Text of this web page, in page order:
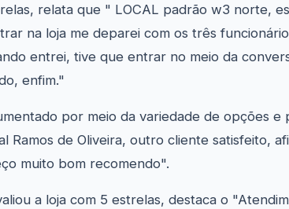
relata que " LOCAL padrão w3 norte,
na loja me deparei com os três
entrei, tive que entrar no meio da
enfim."
por meio da variedade de opções
Ramos de Oliveira, outro cliente satisfeito,
muito bom recomendo".
a loja com 5 estrelas, destaca o